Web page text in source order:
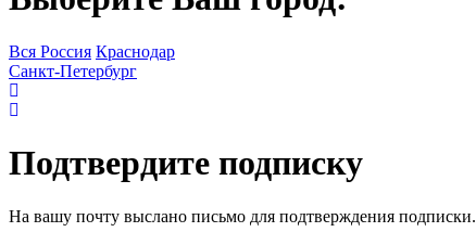
Вся Россия Краснодар
Санкт-Петербург
Подтвердите подписку
На вашу почту выслано письмо для подтверждения подписки.